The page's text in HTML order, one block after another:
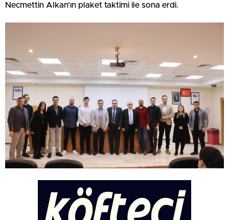
Necmettin Alkan’ın plaket taktimi ile sona erdi.